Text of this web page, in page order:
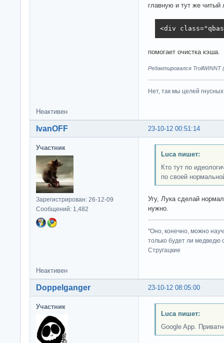
главную и тут же читый
<div
помогает очистка кэша.
Редактировался TrollWINNT
Нет, так мы целей
Неактивен
23-10-12 00:51:14
IvanOFF
Участник
Зарегистрирован: 26-12-09
Сообщений: 1,482
Luca пишет:
Кто тут по
по своей
Угу, Лука сделай
нужно.
"Оно, конечно, можно
только будет ли медведю
Стругацкие
Неактивен
23-10-12 08:05:00
Doppelganger
Участник
Luca пишет:
Google App.